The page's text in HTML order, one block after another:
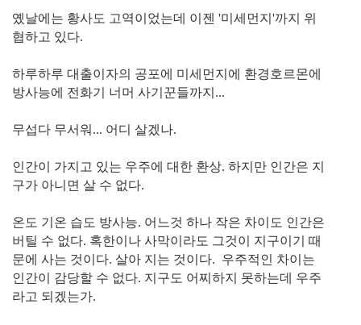
옜날에는 황사도 고역이었는데 이젠 '미세먼지'까지 위
협하고 있다.
하루하루 대출이자의 공포에 미세먼지에 환경호르몬에
방사능에 전화기 너머 사기꾼들까지...
무섭다 무서워... 어디 살겠나.
인간이 가지고 있는 우주에 대한 환상. 하지만 인간은 지
구가 아니면 살 수 없다.
온도 기온 습도 방사능. 어느것 하나 작은 차이도 인간은
버틸 수 없다. 혹한이나 사막이라도 그것이 지구이기 때
문에 사는 것이다. 살아 지는 것이다. 우주적인 차이는
인간이 감당할 수 없다. 지구도 어찌하지 못하는데 우주
라고 되겠는가.